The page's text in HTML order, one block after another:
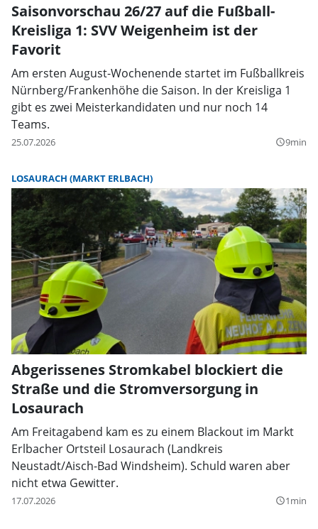
Saisonvorschau 26/27 auf die Fußball-
Kreisliga 1: SVV Weigenheim ist der
Favorit
Am ersten August-Wochenende startet im Fußballkreis
Nürnberg/Frankenhöhe die Saison. In der Kreisliga 1
gibt es zwei Meisterkandidaten und nur noch 14
Teams.
25.07.2026 query_builder9min
LOSAURACH (MARKT ERLBACH)
Abgerissenes Stromkabel blockiert die
Straße und die Stromversorgung in
Losaurach
Am Freitagabend kam es zu einem Blackout im Markt
Erlbacher Ortsteil Losaurach (Landkreis
Neustadt/Aisch-Bad Windsheim). Schuld waren aber
nicht etwa Gewitter.
17.07.2026 query_builder1min